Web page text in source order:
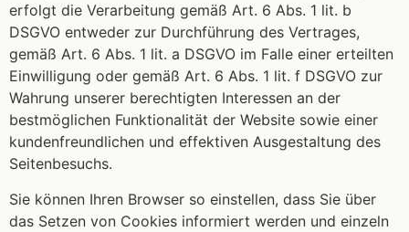
erfolgt die Verarbeitung gemäß Art. 6 Abs. 1 lit. b
DSGVO entweder zur Durchführung des Vertrages,
gemäß Art. 6 Abs. 1 lit. a DSGVO im Falle einer erteilten
Einwilligung oder gemäß Art. 6 Abs. 1 lit. f DSGVO zur
Wahrung unserer berechtigten Interessen an der
bestmöglichen Funktionalität der Website sowie einer
kundenfreundlichen und effektiven Ausgestaltung des
Seitenbesuchs.
Sie können Ihren Browser so einstellen, dass Sie über
das Setzen von Cookies informiert werden und einzeln